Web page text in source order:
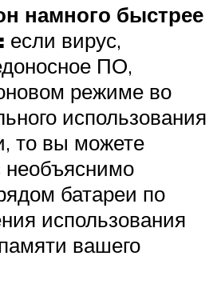
быстрее
если вирус,
ПО,
режиме во
использования
то вы можете
необъяснимо
батареи по
использования
вашего